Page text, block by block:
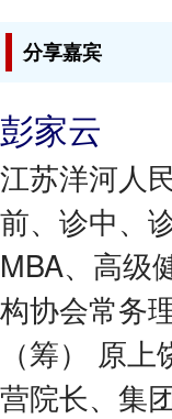
分享嘉宾
彭家云
江苏洋河人
前、诊中、
MBA、高级
构协会常务
（筹） 原
营院长、集